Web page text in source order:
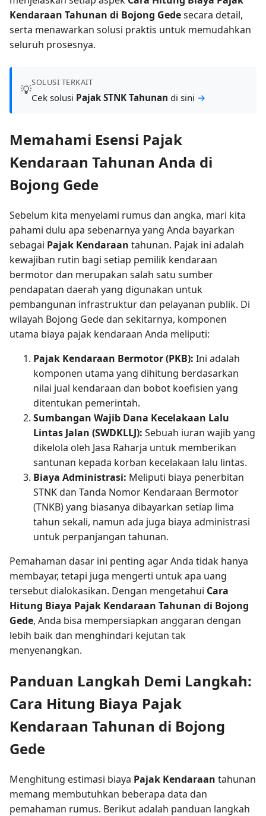
Kendaraan Tahunan di Bojong Gedesecara detail,
serta menawarkan solusi praktis untuk memudahkan
seluruh prosesnya.
💡
SOLUSI TERKAIT
Cek solusi Pajak STNK Tahunan di sini →
Memahami Esensi Pajak
Kendaraan Tahunan Anda di
Bojong Gede
Sebelum kita menyelami rumus dan angka, mari kita
pahami dulu apa sebenarnya yang Anda bayarkan
sebagai Pajak Kendaraan tahunan. Pajak ini adalah
kewajiban rutin bagi setiap pemilik kendaraan
bermotor dan merupakan salah satu sumber
pendapatan daerah yang digunakan untuk
pembangunan infrastruktur dan pelayanan publik. Di
wilayah Bojong Gede dan sekitarnya, komponen
utama biaya pajak kendaraan Anda meliputi:
Pajak Kendaraan Bermotor (PKB): Ini adalah
komponen utama yang dihitung berdasarkan
nilai jual kendaraan dan bobot koefisien yang
ditentukan pemerintah.
Sumbangan Wajib Dana Kecelakaan Lalu
Lintas Jalan (SWDKLLJ): Sebuah iuran wajib yang
dikelola oleh Jasa Raharja untuk memberikan
santunan kepada korban kecelakaan lalu lintas.
Biaya Administrasi: Meliputi biaya penerbitan
STNK dan Tanda Nomor Kendaraan Bermotor
(TNKB) yang biasanya dibayarkan setiap lima
tahun sekali, namun ada juga biaya administrasi
untuk perpanjangan tahunan.
Pemahaman dasar ini penting agar Anda tidak hanya
membayar, tetapi juga mengerti untuk apa uang
tersebut dialokasikan. Dengan mengetahui Cara
Hitung Biaya Pajak Kendaraan Tahunan di Bojong
Gede, Anda bisa mempersiapkan anggaran dengan
lebih baik dan menghindari kejutan tak
menyenangkan.
Panduan Langkah Demi Langkah:
Cara Hitung Biaya Pajak
Kendaraan Tahunan di Bojong
Gede
Menghitung estimasi biaya Pajak Kendaraan tahunan
memang membutuhkan beberapa data dan
pemahaman rumus. Berikut adalah panduan langkah